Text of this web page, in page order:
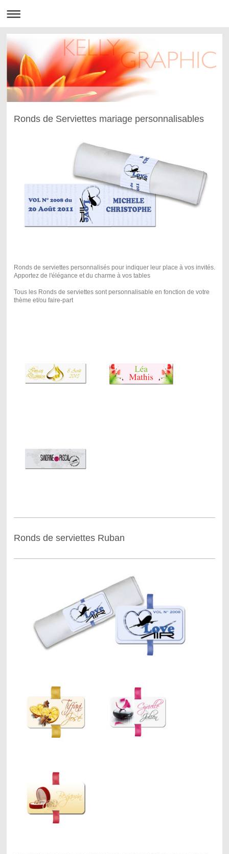
Ronds de Serviettes mariage personnalisables
Ronds de serviettes personnalisés pour indiquer leur place à vos invités.
Apportez de l'élégance et du charme à vos tables
Tous les Ronds de serviettes sont personnalisable en fonction de votre
thème et/ou faire-part
Ronds de serviettes Ruban